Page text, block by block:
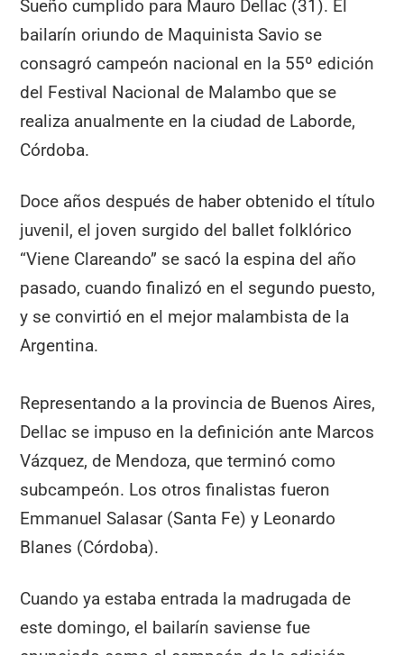
Sueño cumplido para Mauro Dellac (31). El
bailarín oriundo de Maquinista Savio se
consagró campeón nacional en la 55º edición
del Festival Nacional de Malambo que se
realiza anualmente en la ciudad de Laborde,
Córdoba.
Doce años después de haber obtenido el título
juvenil, el joven surgido del ballet folklórico
“Viene Clareando” se sacó la espina del año
pasado, cuando finalizó en el segundo puesto,
y se convirtió en el mejor malambista de la
Argentina.
Representando a la provincia de Buenos Aires,
Dellac se impuso en la definición ante Marcos
Vázquez, de Mendoza, que terminó como
subcampeón. Los otros finalistas fueron
Emmanuel Salasar (Santa Fe) y Leonardo
Blanes (Córdoba).
Cuando ya estaba entrada la madrugada de
este domingo, el bailarín saviense fue